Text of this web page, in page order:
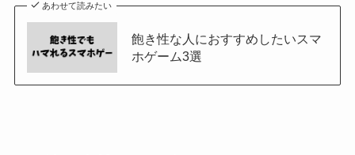
あわせて読みたい
飽き性な人におすすめしたいスマ
ホゲーム3選